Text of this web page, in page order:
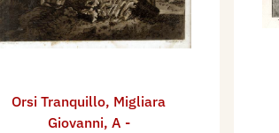
Orsi Tranquillo, Migliara
Giovanni, A -